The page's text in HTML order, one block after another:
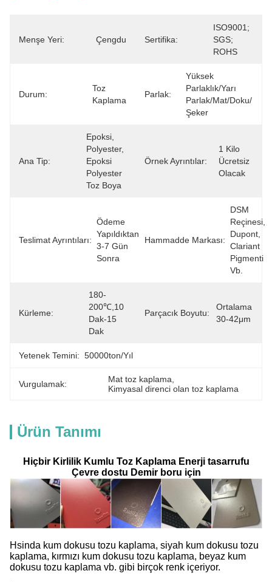
Menşe Yeri: Çengdu Sertifika:
ISO9001;
SGS;
ROHS
Durum:
Toz
Kaplama
Parlak:
Yüksek
Parlaklık/yarı
Parlak/mat/doku/
Şeker
Ana Tip:
Epoksi,
Polyester,
Epoksi
Polyester
Toz Boya
Örnek Ayrıntılar:
1 Kilo
Ücretsiz
Olacak
Teslimat Ayrıntıları:
Ödeme
Yapıldıktan
3-7 Gün
Sonra
Hammadde Markası:
DSM
Reçinesi,
Dupont,
Clariant
Pigmenti
Vb.
Kürleme:
180-
200℃,10
Dak-15
Dak
Parçacık Boyutu:
Ortalama
30-42μm
Yetenek Temini: 50000ton/yıl
Vurgulamak: Mat toz kaplama
Kimyasal direnci olan toz kaplama
Ürün Tanımı
Hiçbir Kirlilik Kumlu Toz Kaplama Enerji tasarrufu
Çevre dostu Demir boru için
Hsinda kum dokusu tozu kaplama, siyah kum dokusu tozu
kaplama, kırmızı kum dokusu tozu kaplama, beyaz kum
dokusu tozu kaplama vb. gibi birçok renk içeriyor.